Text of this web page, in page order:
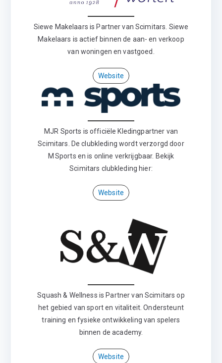
Siewe Makelaars is Partner van Scimitars. Siewe
Makelaars is actief binnen de aan- en verkoop
van woningen en vastgoed.
Website
MJR Sports is officiële Kledingpartner van
Scimitars. De clubkleding wordt verzorgd door
M Sports en is online verkrijgbaar. Bekijk
Scimitars clubkleding hier:
Website
Squash & Wellness is Partner van Scimitars op
het gebied van sport en vitaliteit. Ondersteunt
training en fysieke ontwikkeling van spelers
binnen de academy.
Website